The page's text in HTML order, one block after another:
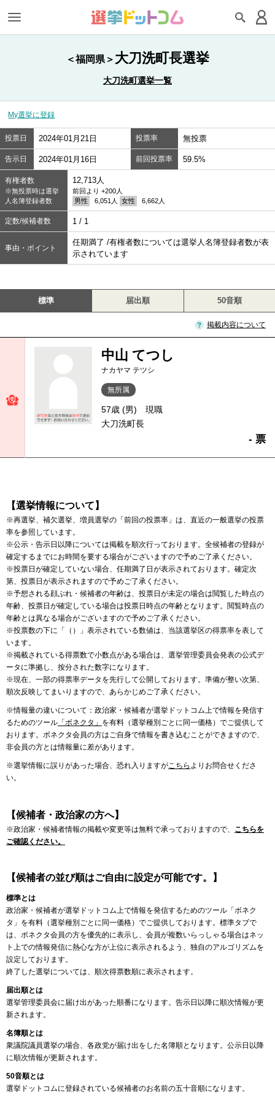
＜福岡県＞ 大刀洗町長選挙
大刀洗町選挙一覧
My選挙に登録
投票日 2024年01月21日 投票率 無投票
告示日 2024年01月16日 前回投票率 59.5%
有権者数
※無投票時は選挙
人名簿登録者数
12,713人
前回より +200人
男性
6,051人 女性 6,662人
定数/候補者数 1 / 1
事由・ポイント
任期満了 /有権者数については選挙人名簿登録者数が表
示されています
標準 届出順 50音順
掲載内容について
中山 てつし
ナカヤマ テツシ
無所属
57歳 (男)
現職
大刀洗町長
- 票
【選挙情報について】
※再選挙、補欠選挙、増員選挙の「前回の投票率」は、直近の一般選挙の投票
率を参照しています。
※公示・告示日以降については掲載を順次行っております。全候補者の登録が
確定するまでにお時間を要する場合がございますので予めご了承ください。
※投票日が確定していない場合、任期満了日が表示されております。確定次
第、投票日が表示されますので予めご了承ください。
※予想される顔ぶれ・候補者の年齢は、投票日が未定の場合は閲覧した時点の
年齢、投票日が確定している場合は投票日時点の年齢となります。閲覧時点の
年齢とは異なる場合がございますので予めご了承ください。
※投票数の下に「（）」表示されている数値は、当該選挙区の得票率を表して
います。
※掲載されている得票数で小数点がある場合は、選挙管理委員会発表の公式デ
ータに準拠し、按分された数字になります。
※現在、一部の得票率データを先行して公開しております。準備が整い次第、
順次反映してまいりますので、あらかじめご了承ください。
※情報量の違いについて：政治家・候補者が選挙ドットコム上で情報を発信す
るためのツール 「ボネクタ」 を有料（選挙種別ごとに同一価格）でご提供して
おります。ボネクタ会員の方はご自身で情報を書き込むことができますので、
非会員の方とは情報量に差があります。
※選挙情報に誤りがあった場合、恐れ入りますがこちら よりお問合せくださ
い。
【候補者・政治家の方へ】
※政治家・候補者情報の掲載や変更等は無料で承っておりますので、 こちらを
ご確認ください。
【候補者の並び順はご自由に設定が可能です。】
標準とは
政治家・候補者が選挙ドットコム上で情報を発信するためのツール「ボネク
タ」を有料（選挙種別ごとに同一価格）でご提供しております。標準タブで
は、ボネクタ会員の方を優先的に表示し、会員が複数いらっしゃる場合はネッ
ト上での情報発信に熱心な方が上位に表示されるよう、独自のアルゴリズムを
設定しております。
終了した選挙については、順次得票数順に表示されます。
届出順とは
選挙管理委員会に届け出があった順番になります。告示日以降に順次情報が更
新されます。
名簿順とは
衆議院議員選挙の場合、各政党が届け出をした名簿順となります。公示日以降
に順次情報が更新されます。
50音順とは
選挙ドットコムに登録されている候補者のお名前の五十音順になります。